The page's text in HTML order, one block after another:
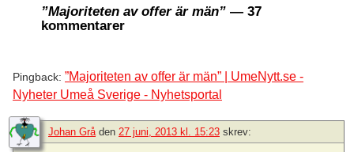
”Majoriteten av offer är män” — 37
kommentarer
Pingback: ”Majoriteten av offer är män” | UmeNytt.se -
Nyheter Umeå Sverige - Nyhetsportal
Johan Gråden 27 juni, 2013 kl. 15:23 skrev: